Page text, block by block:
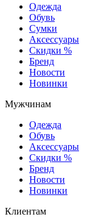
Одежда
Обувь
Сумки
Аксессуары
Скидки %
Бренд
Новости
Новинки
Мужчинам
Одежда
Обувь
Аксессуары
Скидки %
Бренд
Новости
Новинки
Клиентам